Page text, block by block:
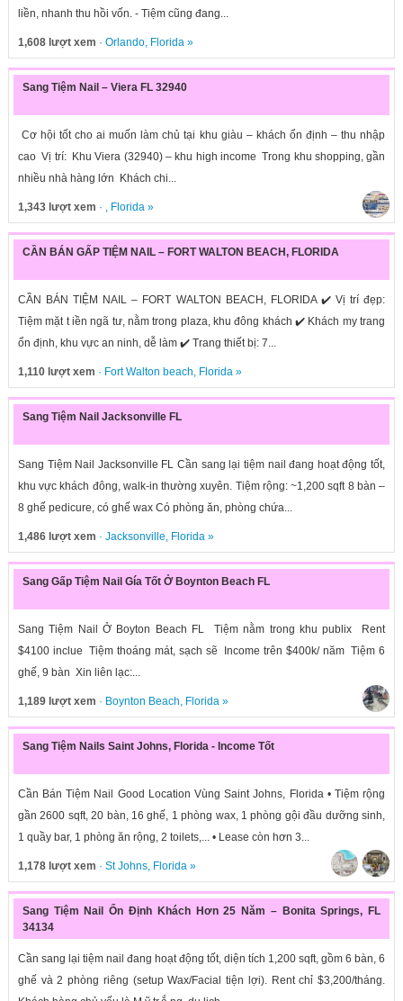
liền, nhanh thu hồi vốn. - Tiệm cũng đang...
1,608 lượt xem · Orlando, Florida»
Sang Tiệm Nail – Viera FL 32940
Cơ hội tốt cho ai muốn làm chủ tại khu giàu – khách ổn định – thu nhập
cao Vị trí: Khu Viera (32940) – khu high income Trong khu shopping, gần
nhiều nhà hàng lớn Khách chi...
1,343 lượt xem · , Florida»
CẦN BÁN GẤP TIỆM NAIL – FORT WALTON BEACH, FLORIDA
CẦN BÁN TIỆM NAIL – FORT WALTON BEACH, FLORIDA ✔️ Vị trí đẹp:
Tiệm mặt t iền ngã tư, nằm trong plaza, khu đông khách ✔️ Khách my trang
ổn định, khu vực an ninh, dễ làm ✔️ Trang thiết bị: 7...
1,110 lượt xem · Fort Walton beach, Florida»
Sang Tiệm Nail Jacksonville FL
Sang Tiệm Nail Jacksonville FL Cần sang lại tiệm nail đang hoạt động tốt,
khu vực khách đông, walk-in thường xuyên. Tiệm rộng: ~1,200 sqft 8 bàn –
8 ghế pedicure, có ghế wax Có phòng ăn, phòng chứa...
1,486 lượt xem · Jacksonville, Florida»
Sang Gấp Tiệm Nail Gía Tốt Ở Boynton Beach FL
Sang Tiệm Nail Ở Boyton Beach FL Tiệm nằm trong khu publix Rent
$4100 inclue Tiệm thoáng mát, sạch sẽ Income trên $400k/ năm Tiệm 6
ghế, 9 bàn Xin liên lạc:...
1,189 lượt xem · Boynton Beach, Florida»
Sang Tiệm Nails Saint Johns, Florida - Income Tốt
Cần Bán Tiệm Nail Good Location Vùng Saint Johns, Florida • Tiệm rộng
gần 2600 sqft, 20 bàn, 16 ghế, 1 phòng wax, 1 phòng gội đầu dưỡng sinh,
1 quầy bar, 1 phòng ăn rộng, 2 toilets,... • Lease còn hơn 3...
1,178 lượt xem · St Johns, Florida»
Sang Tiệm Nail Ổn Định Khách Hơn 25 Năm – Bonita Springs, FL
34134
Cần sang lại tiệm nail đang hoạt động tốt, diện tích 1,200 sqft, gồm 6 bàn, 6
ghế và 2 phòng riêng (setup Wax/Facial tiện lợi). Rent chỉ $3,200/tháng.